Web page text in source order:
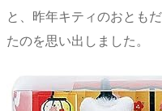
と、昨年キティのおとも
たのを思い出しました。